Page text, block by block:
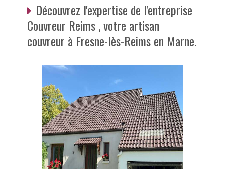
Découvrez l'expertise de l'entreprise
Couvreur Reims , votre artisan
couvreur à Fresne-lès-Reims en Marne.